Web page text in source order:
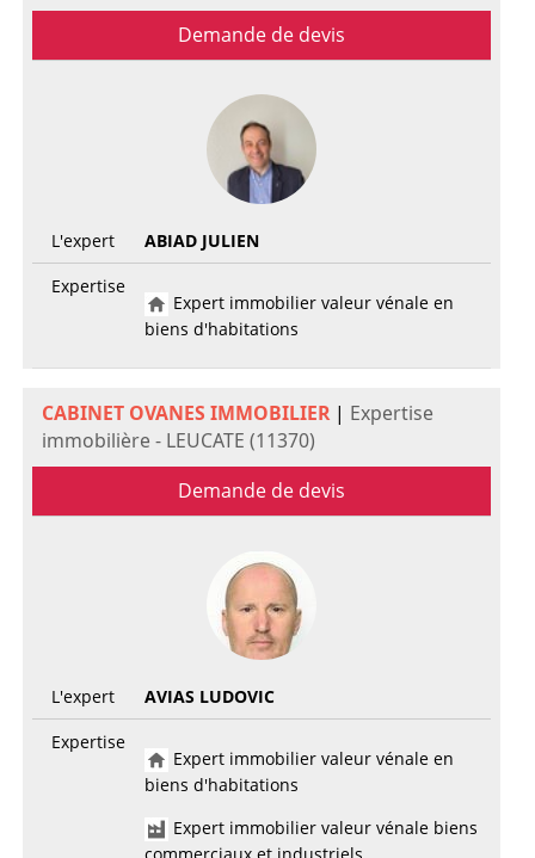
Demande de devis
L'expert
ABIAD JULIEN
Expertise
Expert immobilier valeur vénale en
biens d'habitations
CABINET OVANES IMMOBILIER| Expertise
immobilière - LEUCATE (11370)
Demande de devis
L'expert
AVIAS LUDOVIC
Expertise
Expert immobilier valeur vénale en
biens d'habitations
Expert immobilier valeur vénale biens